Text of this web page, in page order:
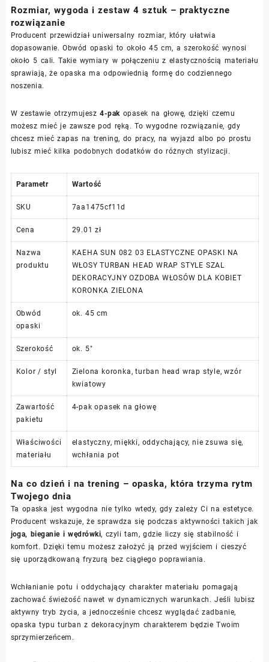
Rozmiar, wygoda i zestaw 4 sztuk – praktyczne
rozwiązanie
Producent przewidział uniwersalny rozmiar, który ułatwia
dopasowanie. Obwód opaski to około 45 cm, a szerokość wynosi
około 5 cali. Takie wymiary w połączeniu z elastycznością materiału
sprawiają, że opaska ma odpowiednią formę do codziennego
noszenia.
W zestawie otrzymujesz4-pakopasek na głowę, dzięki czemu
możesz mieć je zawsze pod ręką. To wygodne rozwiązanie, gdy
chcesz mieć zapas na trening, do pracy, na wyjazd albo po prostu
lubisz mieć kilka podobnych dodatków do różnych stylizacji.
Parametr Wartość
SKU 7aa1475cf11d
Cena 29.01 zł
Nazwa
produktu
KAEHA SUN 082 03 ELASTYCZNE OPASKI NA
WŁOSY TURBAN HEAD WRAP STYLE SZAL
DEKORACYJNY OZDOBA WŁOSÓW DLA KOBIET
KORONKA ZIELONA
Obwód
opaski
ok. 45 cm
Szerokość ok. 5″
Kolor / styl
Zielona koronka, turban head wrap style, wzór
kwiatowy
Zawartość
pakietu
4-pak opasek na głowę
Właściwości
materiału
elastyczny, miękki, oddychający, nie zsuwa się,
wchłania pot
Na co dzień i na trening – opaska, która trzyma rytm
Twojego dnia
Ta opaska jest wygodna nie tylko wtedy, gdy zależy Ci na estetyce.
Producent wskazuje, że sprawdza się podczas aktywności takich jak
joga, bieganie i wędrówki, czyli tam, gdzie liczy się stabilność i
komfort. Dzięki temu możesz założyć ją przed wyjściem i cieszyć
się uporządkowaną fryzurą bez ciągłego poprawiania.
Wchłanianie potu i oddychający charakter materiału pomagają
zachować świeżość nawet w dynamicznych warunkach. Jeśli lubisz
aktywny tryb życia, a jednocześnie chcesz wyglądać zadbanie,
opaska typu turban z dekoracyjnym charakterem będzie Twoim
sprzymierzeńcem.